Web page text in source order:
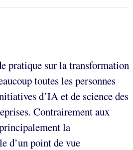
pratique sur la transformation
toutes les personnes
d’IA et de science des
Contrairement aux
la
d’un point de vue